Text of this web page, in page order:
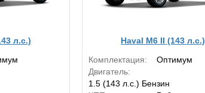
л.с.) Haval M6 II (143 л.с.)
Комплектация:
Оптимум
Двигатель:
1.5 (143 л.с.) Бензин